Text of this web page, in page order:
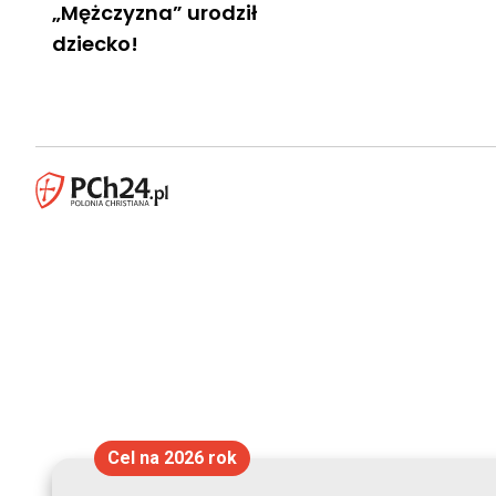
„Mężczyzna” urodził
dziecko!
Cel na 2026 rok